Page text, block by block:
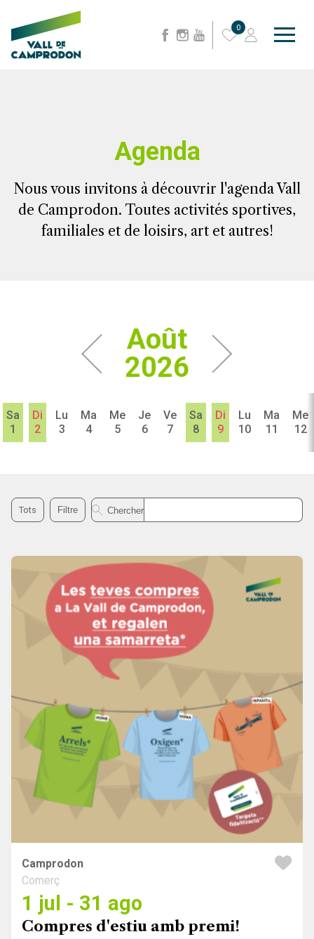
0
Agenda
Nous vous invitons à découvrir l'agenda Vall
de Camprodon. Toutes activités sportives,
familiales et de loisirs, art et autres!
Août
2026
Sa
1
Di
2
Lu
3
Ma
4
Me
5
Je
6
Ve
7
Sa
8
Di
9
Lu
10
Ma
11
Me
12
Tots Filtre Chercher
Camprodon
Comerç
1 jul - 31 ago
Compres d'estiu amb premi!